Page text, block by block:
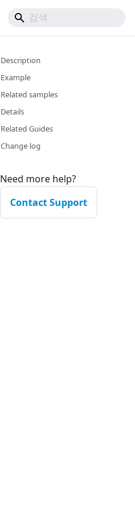
Description
Example
Related samples
Details
Related Guides
Change log
Need more help?
Contact Support